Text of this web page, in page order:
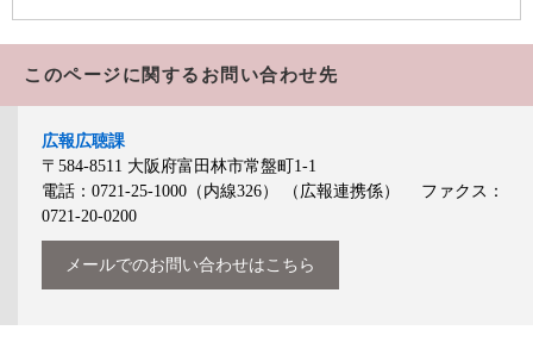
このページに関するお問い合わせ先
広報広聴課
〒584-8511 大阪府富田林市常盤町1-1
電話：0721-25-1000（内線326）
（広報連携係）
ファクス：
0721-20-0200
メールでのお問い合わせはこちら